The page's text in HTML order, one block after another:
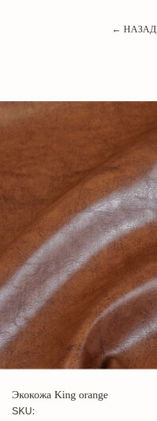
← НАЗАД
Экокожа King orange
SKU: